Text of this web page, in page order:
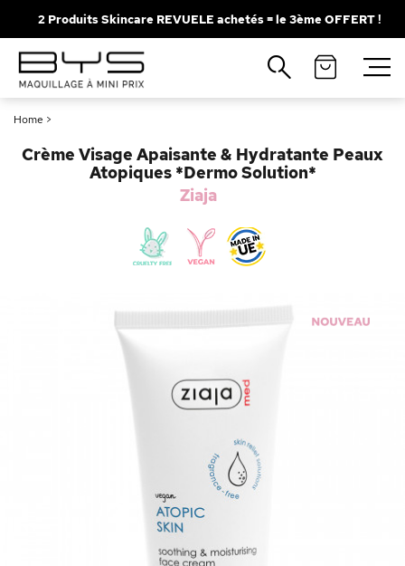
2 Produits Skincare REVUELE achetés = le 3ème OFFERT !
Home >
Crème Visage Apaisante & Hydratante Peaux
Atopiques *Dermo Solution*
Ziaja
Fermer
Recherches populaires
Solaire
Brumes